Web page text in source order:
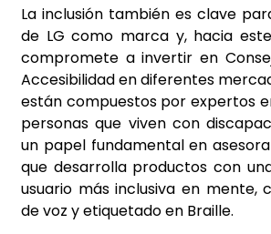
La inclusión también es clave
de LG como marca y, hacia
compromete a invertir en
Accesibilidad en diferentes
están compuestos por expertos
personas que viven con
un papel fundamental en
que desarrolla productos con
usuario más inclusiva en mente,
de voz y etiquetado en Braille.